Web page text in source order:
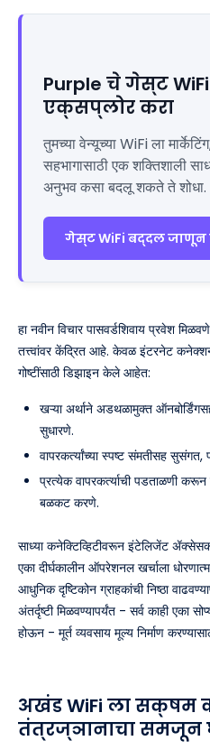
Purple चे गेस्ट
एक्सप्लोर करा
तुमच्या वेन्यूच्या WiFi ला
सहभागासाठी एक शक्तिशाली
अनुभव कसा बदलू शकते ते शोधा.
गेस्ट WiFi बद्दल जाणून
हा नवीन विचार पासवर्डशिवाय प्रवेश
तत्त्वांवर केंद्रित आहे. केवळ इंटरनेट कनेक्शन
गोष्टींसाठी डिझाइन केले आहेत:
खऱ्या अर्थाने अडथळामुक्त
सुधारणे.
वापरकर्त्यांच्या स्पष्ट संमतीसह सुसंगत,
प्रत्येक वापरकर्त्याची पडताळणी
बळकट करणे.
साध्या कनेक्टिव्हिटीवरून इंटेलिजेंट
एका दीर्घकालीन ऑपरेशनल खर्चाला
आधुनिक दृष्टिकोन ग्राहकांची निष्ठा
अंतर्दृष्टी मिळवण्यापर्यंत - सर्व काही एका
होऊन - मूर्त व्यवसाय मूल्य निर्माण
अखंड WiFi ला सक्षम
तंत्रज्ञानाचा समजून